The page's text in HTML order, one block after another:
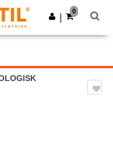
Last ned app
0